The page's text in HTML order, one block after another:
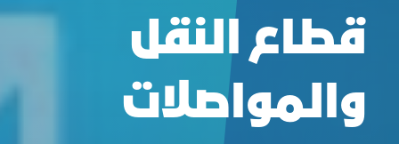
قطاع النقل
والمواصلات